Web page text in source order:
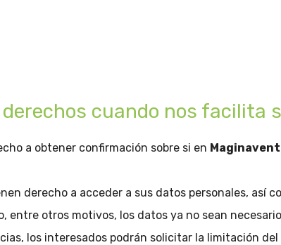
cuando nos facilita
a obtener confirmación sobre si en
derecho a acceder a sus datos personales, así
entre otros motivos, los datos ya no sean
los interesados podrán solicitar la limitación